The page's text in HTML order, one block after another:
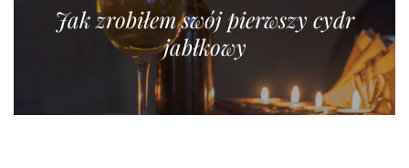
Jak zrobiłem swój pierwszy cydr
jabłkowy